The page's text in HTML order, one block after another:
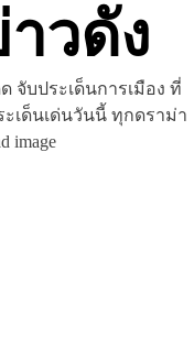
วดัง
ด จับประเด็นการเมือง ที่
เด็นเด่นวันนี้ ทุกดราม่า
image